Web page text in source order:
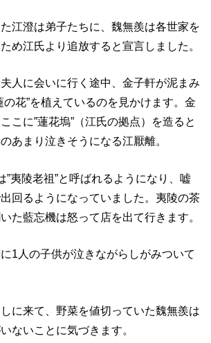
江澄は弟子たちに、魏無羨は各世家を
め江氏より追放すると宣言しました。
人に会いに行く途中、金子軒が泥まみ
の花”を植えているのを見かけます。金
こに”蓮花塢”（江氏の拠点）を造ると
あまり泣きそうになる江厭離。
”夷陵老祖”と呼ばれるようになり、嘘
回るようになっていました。夷陵の茶
た藍忘機は怒って店を出て行きます。
1人の子供が泣きながらしがみついて
に来て、野菜を値切っていた魏無羨は
ないことに気づきます。